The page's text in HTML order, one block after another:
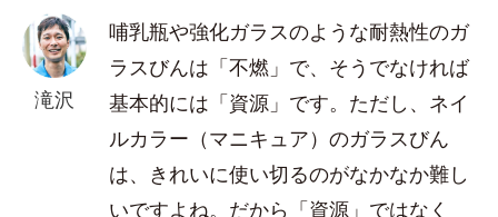
滝沢
哺乳瓶や強化ガラスのような耐熱性のガ
ラスびんは「不燃」で、そうでなければ
基本的には「資源」です。ただし、ネイ
ルカラー（マニキュア）のガラスびん
は、きれいに使い切るのがなかなか難し
いですよね。だから「資源」ではなく